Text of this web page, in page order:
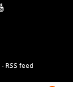
- RSS feed